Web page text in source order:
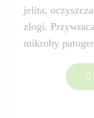
jelita,
złogi.
mikroby